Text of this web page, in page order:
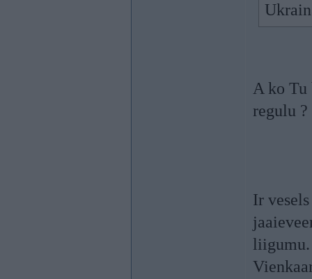
A ko
regulu ?
Ir
liigumu.